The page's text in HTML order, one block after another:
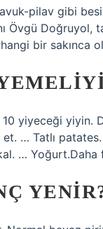
pilav gibi
Övgü
bir sakınca
yiyeceği yiyin.
… Tatlı
… Yoğurt.Daha